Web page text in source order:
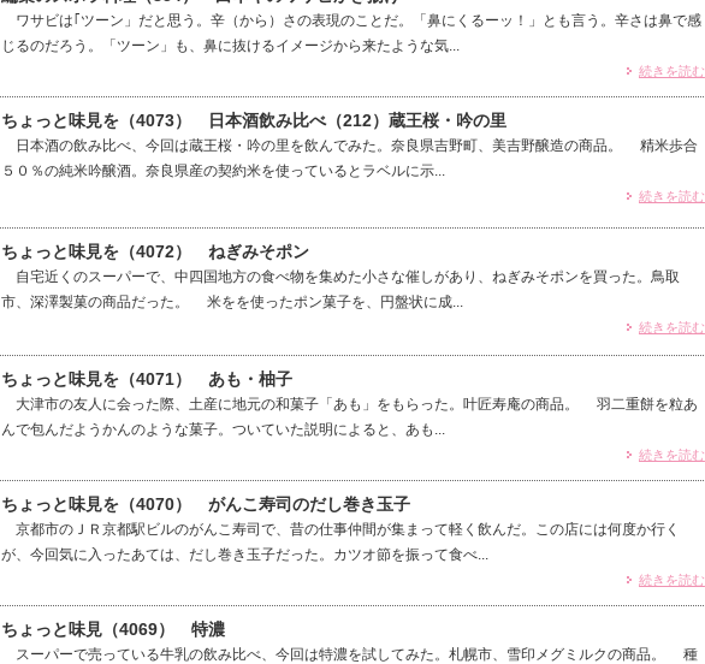
ワサビは｢ツーン」だと思う。辛（から）さの表現のことだ。「鼻にくるーッ！」とも言う。辛さは鼻で感
じるのだろう。「ツーン」も、鼻に抜けるイメージから来たような気...
続きを読む
ちょっと味見を（4073） 日本酒飲み比べ（212）蔵王桜・吟の里
日本酒の飲み比べ、今回は蔵王桜・吟の里を飲んでみた。奈良県吉野町、美吉野醸造の商品。 精米歩合
５０％の純米吟醸酒。奈良県産の契約米を使っているとラベルに示...
続きを読む
ちょっと味見を（4072） ねぎみそポン
自宅近くのスーパーで、中四国地方の食べ物を集めた小さな催しがあり、ねぎみそポンを買った。鳥取
市、深澤製菓の商品だった。 米をを使ったポン菓子を、円盤状に成...
続きを読む
ちょっと味見を（4071） あも・柚子
大津市の友人に会った際、土産に地元の和菓子「あも」をもらった。叶匠寿庵の商品。 羽二重餅を粒あ
んで包んだようかんのような菓子。ついていた説明によると、あも...
続きを読む
ちょっと味見を（4070） がんこ寿司のだし巻き玉子
京都市のＪＲ京都駅ビルのがんこ寿司で、昔の仕事仲間が集まって軽く飲んだ。この店には何度か行く
が、今回気に入ったあては、だし巻き玉子だった。カツオ節を振って食べ...
続きを読む
ちょっと味見（4069） 特濃
スーパーで売っている牛乳の飲み比べ、今回は特濃を試してみた。札幌市、雪印メグミルクの商品。 種